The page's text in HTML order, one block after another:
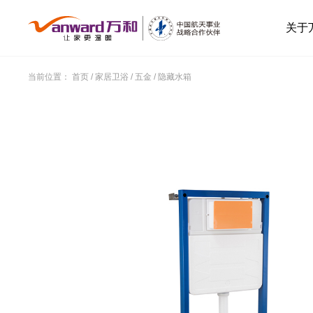
关于
当前位置：首页 /家居卫浴 / 五金 / 隐藏水箱